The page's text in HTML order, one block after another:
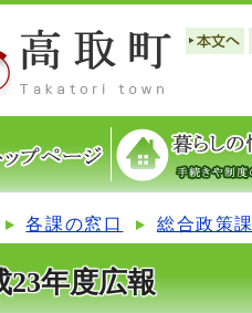
各課の窓口 総合政策課
23年度広報